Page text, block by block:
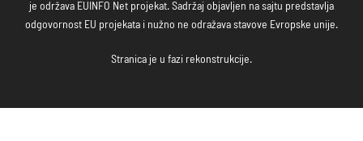
je održava EUINFO Net projekat. Sadržaj objavljen na sajtu predstavlja
odgovornost EU projekata i nužno ne odražava stavove Evropske unije.
Stranica je u fazi rekonstrukcije.